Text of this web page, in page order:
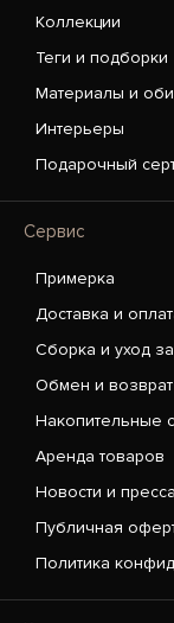
Коллекции
Теги и подборки
Материалы и
Интерьеры
Подарочный
Сервис
Примерка
Доставка и
Сборка и уход
Обмен и возврат
Накопительные
Аренда товаров
Новости и пресса
Публичная
Политика